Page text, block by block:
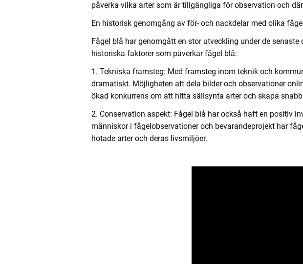
påverka vilka arter som är tillgängliga för observation och
En historisk genomgång av för- och nackdelar med olika
Fågel blå har genomgått en stor utveckling under de
historiska faktorer som påverkar fågel blå:
1. Tekniska framsteg: Med framsteg inom teknik och
dramatiskt. Möjligheten att dela bilder och observationer
ökad konkurrens om att hitta sällsynta arter och skapa
2. Conservation aspekt: Fågel blå har också haft en positiv
människor i fågelobservationer och bevarandeprojekt har
hotade arter och deras livsmiljöer.